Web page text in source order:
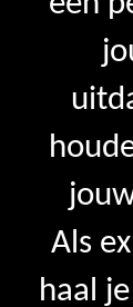
Als
haal